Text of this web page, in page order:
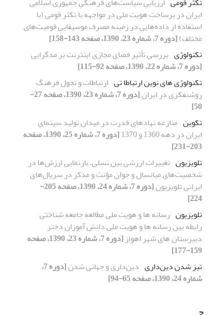
ایران در برساختِ هویت ملی در مواجهه با تکثر قومی (با
استفاده از داده‌هایی در زمینه مصرف موسیقاییِ قومیت‌های
مختلف)[دوره 7، شماره 23، 1390، صفحه 143-158]
تکنولوژی بررسی تأثیر فضای مجازی اینترنت بر مد‌گرایی
[دوره 7، شماره 22، 1390، صفحه 92-115]
تکنولوژی های نوین ارتباطا تی ارتباطات و تحول فرهنگ
روشنفکری در ایران
[دوره 7، شماره 23، 1390، صفحه 27-
50]
تکوین منازعه نهادهای قدرت در میدان تولید سینمای
ایران در دهه 1360 و 1370
[دوره 7، شماره 25، 1390، صفحه
203-231]
تلویزیون تغییرات ارزشی بین نسلی، بازنمایی ارزش‌ها در
شخصیت‌های میانسال و جوان مؤنث و مذکر در سریال‌های
ایرانی تلویزیون
[دوره 7، شماره 24، 1390، صفحه 205-
224]
تلویزیون رسانه ها و هویت ملی مطالعه جامعه شناختی
رابطه بین رسانه ها و هویت ملی دانش آموزان دختر
دبیرستان های شهر اهواز
[دوره 7، شماره 23، 1390، صفحه
159-177]
تیز شدن دین‌داری دین‌داری و جهانی شدن
[دوره 7،
شماره 24، 1390، صفحه 65-94]